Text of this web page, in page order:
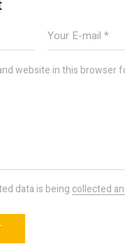
website in this browser
data is being collected